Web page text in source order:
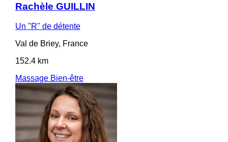
Rachèle GUILLIN
Un "R" de détente
Val de Briey, France
152.4 km
Massage Bien-être